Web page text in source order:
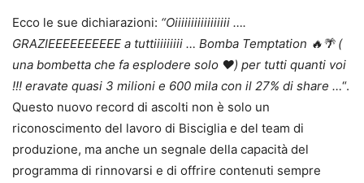
Ecco le sue dichiarazioni: “Oiiiiiiiiiiiiiiiii ….
GRAZIEEEEEEEEEE a tuttiiiiiiiii … Bomba Temptation 🔥🌴 (
una bombetta che fa esplodere solo ❤️) per tutti quanti voi
!!! eravate quasi 3 milioni e 600 mila con il 27% di share …“.
Questo nuovo record di ascolti non è solo un
riconoscimento del lavoro di Bisciglia e del team di
produzione, ma anche un segnale della capacità del
programma di rinnovarsi e di offrire contenuti sempre